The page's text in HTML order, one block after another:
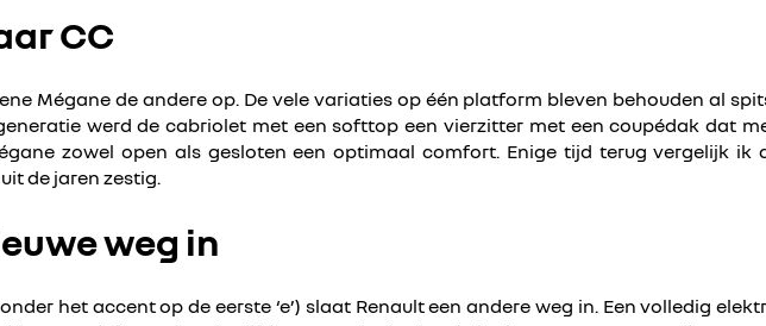
CC
Mégane de andere op. De vele variaties op één platform bleven behouden al
werd de cabriolet met een softtop een vierzitter met een coupédak dat
zowel open als gesloten een optimaal comfort. Enige tijd terug vergelijk ik
de jaren zestig.
weg in
het accent op de eerste ‘e’) slaat Renault een andere weg in. Een volledig